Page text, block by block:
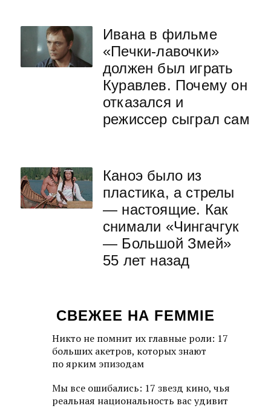
Ивана в фильме
«Печки-лавочки»
должен был играть
Куравлев. Почему он
отказался и
режиссер сыграл сам
Каноэ было из
пластика, а стрелы
— настоящие. Как
снимали «Чингачгук
— Большой Змей»
55 лет назад
СВЕЖЕЕ НА FEMMIE
Никто не помнит их главные роли: 17
больших акетров, которых знают
по ярким эпизодам
Мы все ошибались: 17 звезд кино, чья
реальная национальность вас удивит